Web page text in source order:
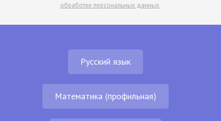
обработке персональных данных.
Русский язык
Математика (профильная)